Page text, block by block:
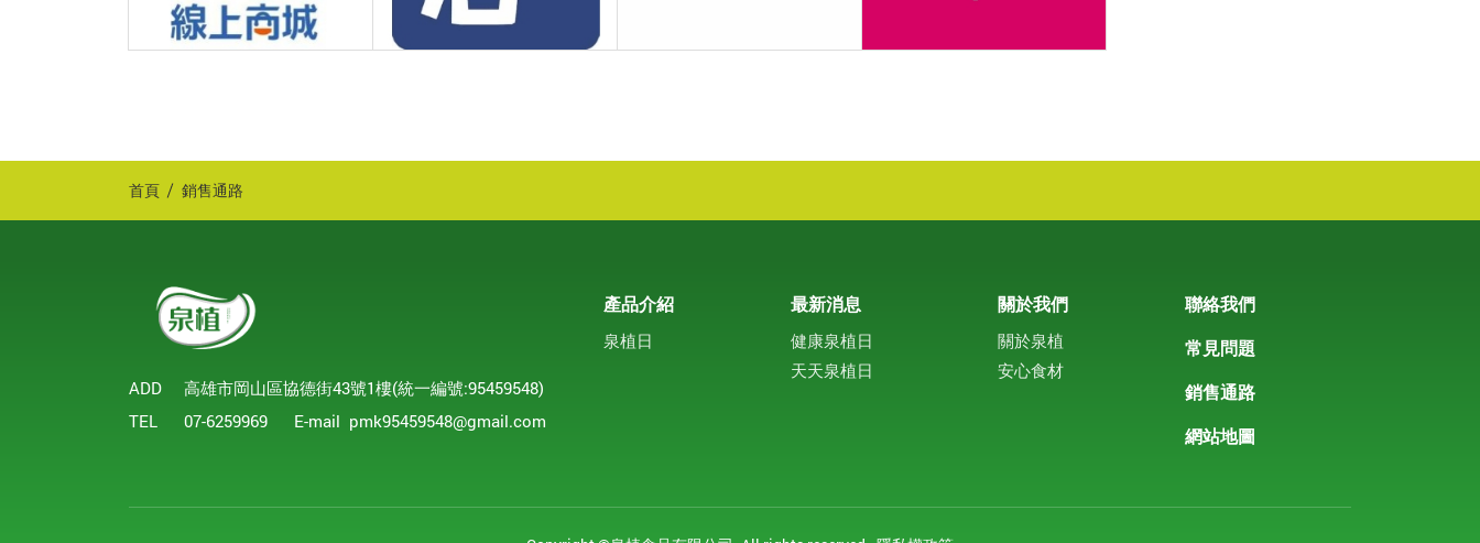
首頁 銷售通路
ADD
高雄市岡山區協德街43號1樓(統一編號:95459548)
TEL
07-6259969 E-mail pmk95459548@gmail.com
產品介紹
泉植日
最新消息
健康泉植日
天天泉植日
關於我們
關於泉植
安心食材
聯絡我們
常見問題
銷售通路
網站地圖